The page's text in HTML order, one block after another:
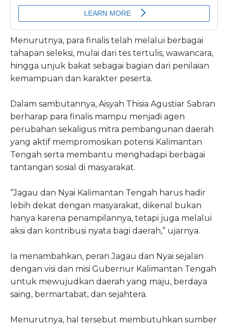
Menurutnya, para finalis telah melalui berbagai
tahapan seleksi, mulai dari tes tertulis, wawancara,
hingga unjuk bakat sebagai bagian dari penilaian
kemampuan dan karakter peserta.
Dalam sambutannya, Aisyah Thisia Agustiar Sabran
berharap para finalis mampu menjadi agen
perubahan sekaligus mitra pembangunan daerah
yang aktif mempromosikan potensi Kalimantan
Tengah serta membantu menghadapi berbagai
tantangan sosial di masyarakat.
“Jagau dan Nyai Kalimantan Tengah harus hadir
lebih dekat dengan masyarakat, dikenal bukan
hanya karena penampilannya, tetapi juga melalui
aksi dan kontribusi nyata bagi daerah,” ujarnya.
Ia menambahkan, peran Jagau dan Nyai sejalan
dengan visi dan misi Gubernur Kalimantan Tengah
untuk mewujudkan daerah yang maju, berdaya
saing, bermartabat, dan sejahtera.
Menurutnya, hal tersebut membutuhkan sumber